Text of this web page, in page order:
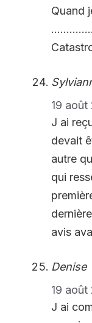
Quand
19 août
J ai
devait
autre
qui
avis
Denise
19 août
J ai